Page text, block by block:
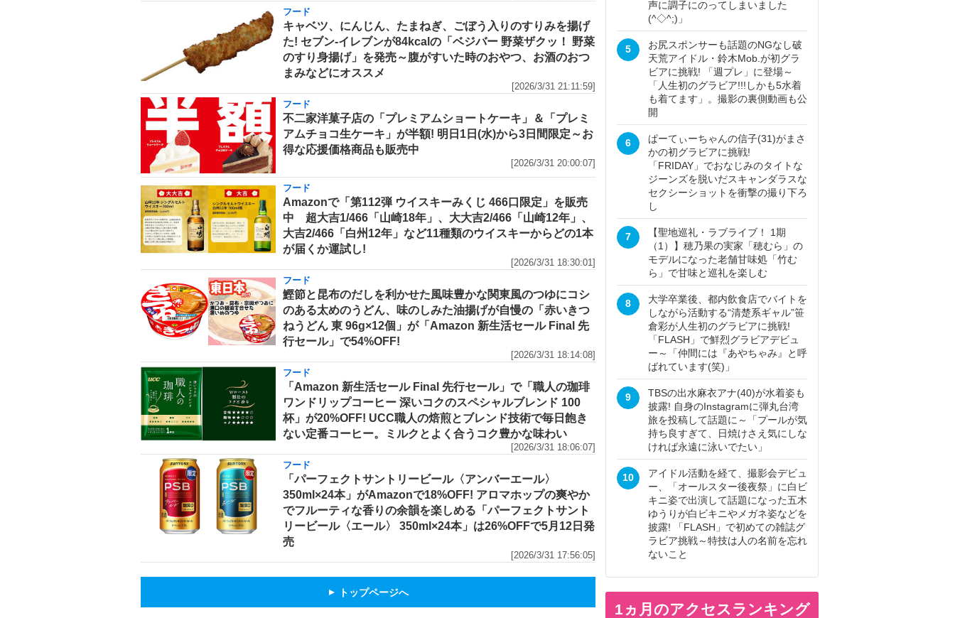
フード
キャベツ、にんじん、たまねぎ、ごぼう入りのすりみを揚げ
た! セブン‐イレブンが84kcalの「ベジバー 野菜ザクッ！ 野菜
のすり身揚げ」を発売～腹がすいた時のおやつ、お酒のおつ
まみなどにオススメ
[2026/3/31 21:11:59]
フード
不二家洋菓子店の「プレミアムショートケーキ」＆「プレミ
アムチョコ生ケーキ」が半額! 明日1日(水)から3日間限定～お
得な応援価格商品も販売中
[2026/3/31 20:00:07]
フード
Amazonで「第112弾 ウイスキーみくじ 466口限定」を販売
中 超大吉1/466「山崎18年」、大大吉2/466「山崎12年」、
大吉2/466「白州12年」など11種類のウイスキーからどの1本
が届くか運試し!
[2026/3/31 18:30:01]
フード
鰹節と昆布のだしを利かせた風味豊かな関東風のつゆにコシ
のある太めのうどん、味のしみた油揚げが自慢の「赤いきつ
ねうどん 東 96g×12個」が「Amazon 新生活セール Final 先
行セール」で54%OFF!
[2026/3/31 18:14:08]
フード
「Amazon 新生活セール Final 先行セール」で「職人の珈琲
ワンドリップコーヒー 深いコクのスペシャルブレンド 100
杯」が20%OFF! UCC職人の焙煎とブレンド技術で毎日飽き
ない定番コーヒー。ミルクとよく合うコク豊かな味わい
[2026/3/31 18:06:07]
フード
「パーフェクトサントリービール〈アンバーエール〉
350ml×24本」がAmazonで18%OFF! アロマホップの爽やか
でフルーティな香りの余韻を楽しめる「パーフェクトサント
リービール〈エール〉 350ml×24本」は26%OFFで5月12日発
売
[2026/3/31 17:56:05]
▲ トップページへ
声に調子にのってしまいました
(^◇^;)」
5
お尻スポンサーも話題のNGなし破
天荒アイドル・鈴木Mob.が初グラ
ビアに挑戦! 「週プレ」に登場～
「人生初のグラビア!!!しかも5水着
も着てます」。撮影の裏側動画も公
開
6
ぱーてぃーちゃんの信子(31)がまさ
かの初グラビアに挑戦!
「FRIDAY」でおなじみのタイトな
ジーンズを脱いだスキャンダラスな
セクシーショットを衝撃の撮り下ろ
し
7
【聖地巡礼・ラブライブ！ 1期
（1）】穂乃果の実家「穂むら」の
モデルになった老舗甘味処「竹む
ら」で甘味と巡礼を楽しむ
8
大学卒業後、都内飲食店でバイトを
しながら活動する“清楚系ギャル”笹
倉彩が人生初のグラビアに挑戦!
「FLASH」で鮮烈グラビアデビュ
ー～「仲間には『あやちゃみ』と呼
ばれています(笑)」
9
TBSの出水麻衣アナ(40)が水着姿も
披露! 自身のInstagramに弾丸台湾
旅を投稿して話題に～「プールが気
持ち良すぎて、日焼けさえ気にしな
ければ永遠に泳いでたい」
10
アイドル活動を経て、撮影会デビュ
ー、「オールスター後夜祭」に白ビ
キニ姿で出演して話題になった五木
ゆうりが白ビキニやメガネ姿などを
披露! 「FLASH」で初めての雑誌グ
ラビア挑戦～特技は人の名前を忘れ
ないこと
1ヵ月のアクセスランキング